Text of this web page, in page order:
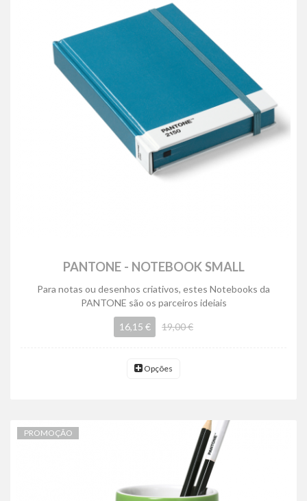
PANTONE - NOTEBOOK SMALL
Para notas ou desenhos criativos, estes Notebooks da
PANTONE são os parceiros ideiais
16,15 € 19,00 €
Opções
PROMOÇÃO